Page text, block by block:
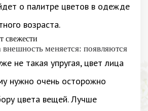
о палитре цветов в одежде
возраста.
свежести
меняется: появляются
не такая упругая, цвет лица
нужно очень осторожно
цвета вещей. Лучше